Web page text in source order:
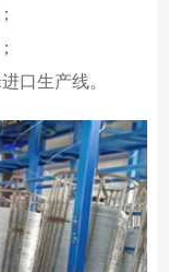
口生产线。